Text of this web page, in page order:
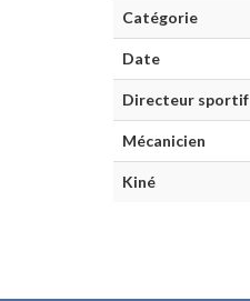
Catégorie
Date
Directeur sportif
Mécanicien
Kiné